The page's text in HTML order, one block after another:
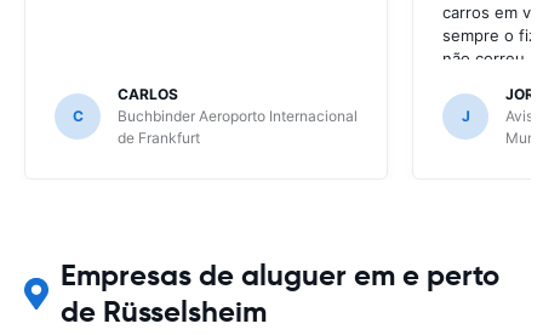
C
CARLOS
Buchbinder Aeroporto Internacional
de Frankfurt
carros em
sempre o fiz
não correu
J
Avis
Empresas de aluguer em e perto
de Rüsselsheim